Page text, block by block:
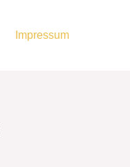
Impressum